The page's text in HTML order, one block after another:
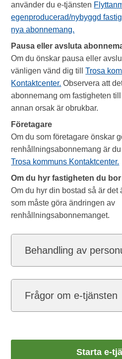
använder du e-tjänsten
egenproducerad/nybyggd
nya abonnemang.
Pausa eller avsluta
Om du önskar pausa eller
vänligen vänd dig tillTrosa
Kontaktcenter. Observera att
abonnemang om fastigheten
annan orsak är obrukbar.
Företagare
Om du som företagare önskar
renhållningsabonnemang är
Trosa kommuns Kontaktcenter.
Om du hyr fastigheten du
Om du hyr din bostad så är det
som måste göra ändringen av
renhållningsabonnemanget.
Behandling av
Frågor om e-tjänsten
Starta e-